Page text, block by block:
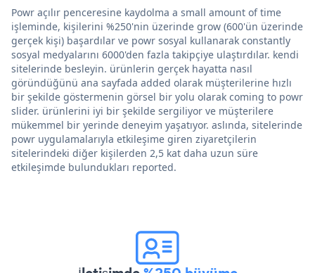
Powr açılır penceresine kaydolma a small amount of time
işleminde, kişilerini %250'nin üzerinde grow (600'ün üzerinde
gerçek kişi) başardılar ve powr sosyal kullanarak constantly
sosyal medyalarını 6000'den fazla takipçiye ulaştırdılar. kendi
sitelerinde besleyin. ürünlerin gerçek hayatta nasıl
göründüğünü ana sayfada added olarak müşterilerine hızlı
bir şekilde göstermenin görsel bir yolu olarak coming to powr
slider. ürünlerini iyi bir şekilde sergiliyor ve müşterilere
mükemmel bir yerinde deneyim yaşatıyor. aslında, sitelerinde
powr uygulamalarıyla etkileşime giren ziyaretçilerin
sitelerindeki diğer kişilerden 2,5 kat daha uzun süre
etkileşimde bulundukları reported.